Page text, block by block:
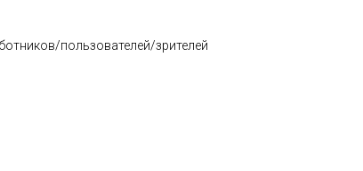
пользователей/зрителей